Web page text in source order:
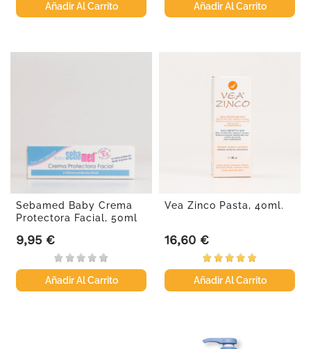
Añadir Al Carrito Añadir Al Carrito
Sebamed Baby Crema
Protectora Facial, 50ml
Precio
9,95 €
Añadir Al Carrito
Vea Zinco Pasta, 40ml.
Precio
16,60 €
Añadir Al Carrito